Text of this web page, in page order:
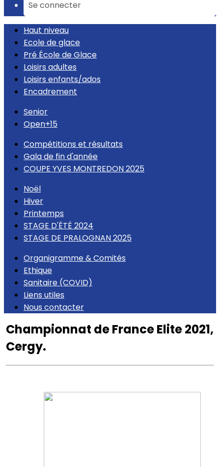
Se connecter
Haut niveau
Ecole de glace
Pré École de Glace
Loisirs adultes
Loisirs enfants/ados
Encadrement
Senior
Open+15
Compétitions et résultats
Gala de fin d'année
COUPE YVES MONTREDON 2025
Noël
Hiver
Printemps
STAGE D'ÉTÉ 2024
STAGE DE PRALOGNAN 2025
Organigramme & Comités
Ethique
Sanitaire (COVID)
Liens utiles
Nous contacter
Championnat de France Elite 2021,
Cergy.